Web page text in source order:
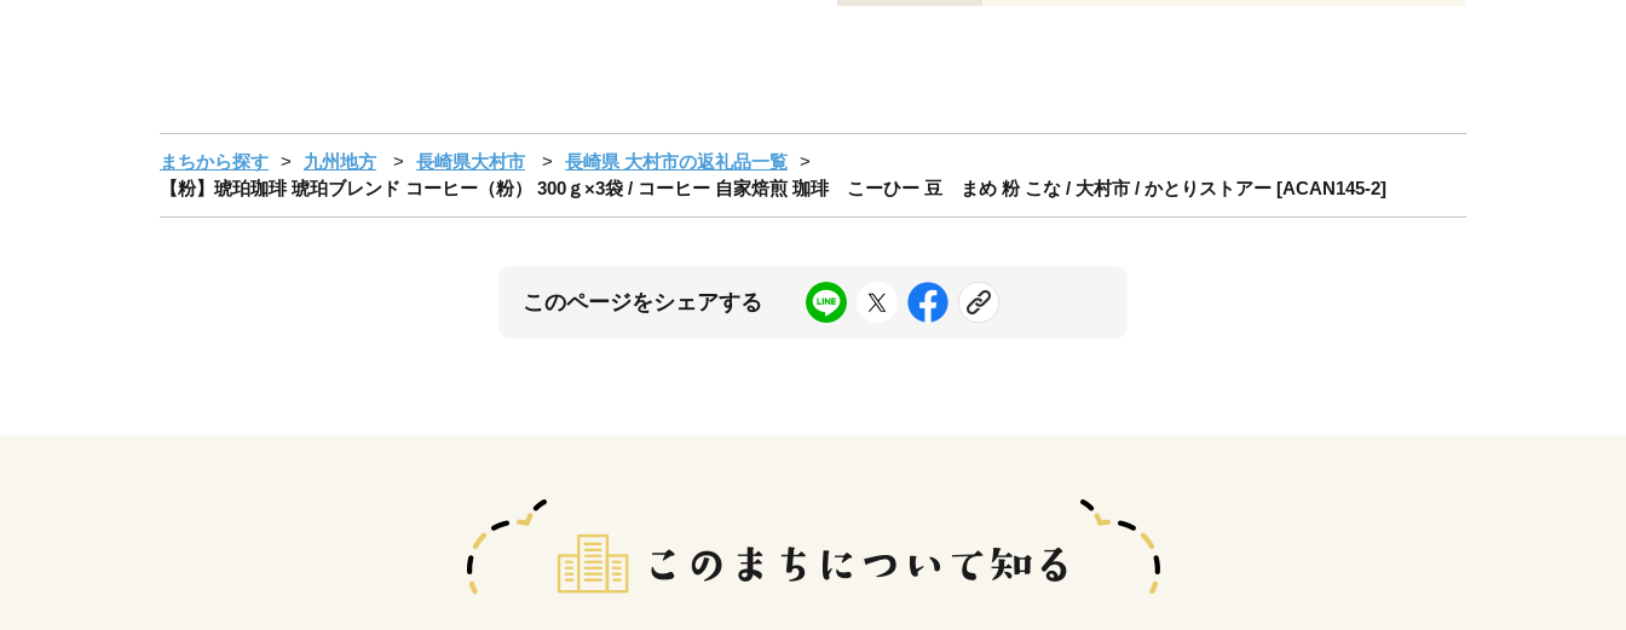
まちから探す 九州地方 長崎県大村市
長崎県 大村市の返礼品一覧
【粉】琥珀珈琲 琥珀ブレンド コーヒー（粉） 300ｇ×3袋 / コーヒー 自家焙煎 珈琲 こーひー 豆 まめ 粉 こな / 大村市 / かとりストアー [ACAN145-2]
このページをシェアする